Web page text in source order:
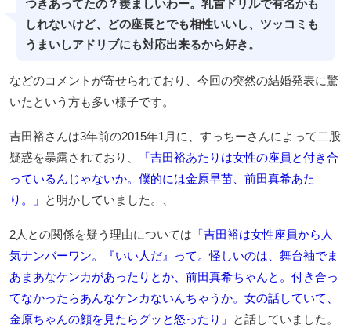
つきあってたの？羨ましいわー。乳首ドリルで有名かも
しれないけど、どの座長とでも相性いいし、ツッコミも
うまいしアドリブにも対応出来るから好き。
などのコメントが寄せられており、今回の突然の結婚発表に驚
いたという方も多い様子です。
吉田裕さんは3年前の2015年1月に、すっちーさんによって二股
疑惑を暴露されており、
「吉田裕あたりは女性の座員と付き合
っているんじゃないか。僕的には金原早苗、前田真希あた
り。」
と明かしていました。、
2人との関係を疑う理由については 「吉田裕は女性座員から人
気ナンバーワン。『いい人だ』って。怪しいのは、舞台袖でま
あまあなケンカがあったりとか、前田真希ちゃんと。付き合っ
てなかったらあんなケンカないんちゃうか。女の話していて、
金原ちゃんの顔を見たらグッと怒ったり」
と話していました。